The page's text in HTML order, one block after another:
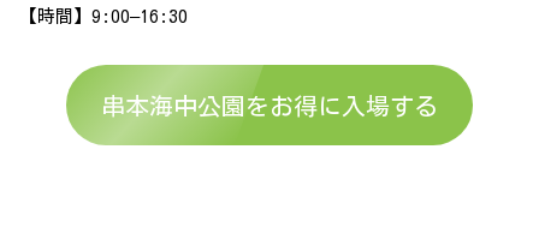
【時間】9:00–16:30
串本海中公園をお得に入場する